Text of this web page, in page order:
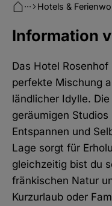
Hotels &
···
Information
Das Hotel
perfekte Mischung
ländlicher Idylle.
geräumigen
Entspannen und
Lage sorgt für
gleichzeitig bist du
fränkischen Natur
Kurzurlaub oder